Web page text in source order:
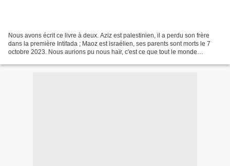
Nous avons écrit ce livre à deux. Aziz est palestinien, il a perdu son frère
dans la première Intifada ; Maoz est israélien, ses parents sont morts le 7
octobre 2023. Nous aurions pu nous haïr, c'est ce que tout le monde